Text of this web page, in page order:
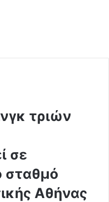
τριών
σε
σταθμό
Αθήνας